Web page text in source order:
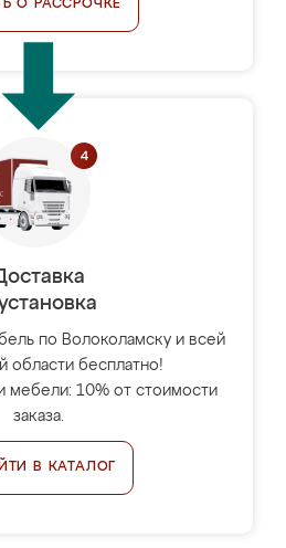
О РАССРОЧКЕ
по Волоколамску и всей
области бесплатно!
мебели: 10% от стоимости
заказа.
В КАТАЛОГ